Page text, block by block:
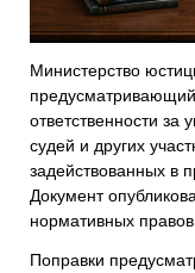
Министерство
ответственности за
судей и других
задействованных в
Документ
нормативных
Поправки